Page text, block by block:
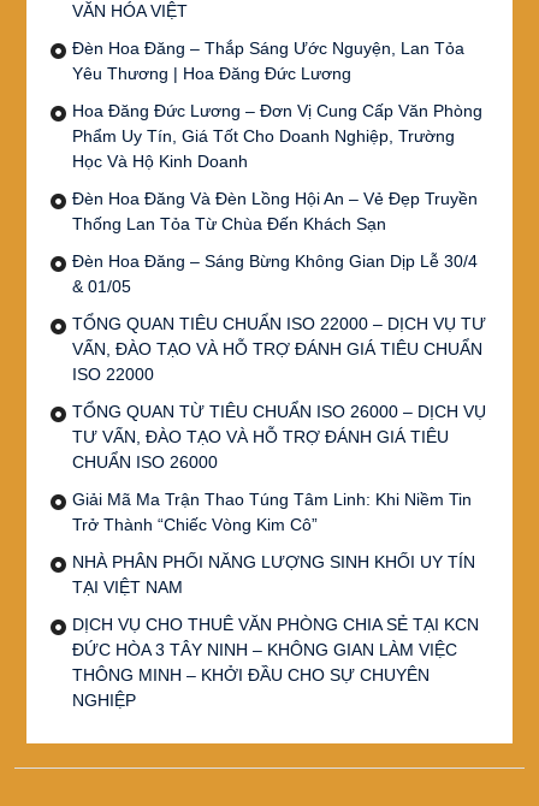
VĂN HÓA VIỆT
Đèn Hoa Đăng – Thắp Sáng Ước Nguyện, Lan Tỏa
Yêu Thương | Hoa Đăng Đức Lương
Hoa Đăng Đức Lương – Đơn Vị Cung Cấp Văn Phòng
Phẩm Uy Tín, Giá Tốt Cho Doanh Nghiệp, Trường
Học Và Hộ Kinh Doanh
Đèn Hoa Đăng Và Đèn Lồng Hội An – Vẻ Đẹp Truyền
Thống Lan Tỏa Từ Chùa Đến Khách Sạn
Đèn Hoa Đăng – Sáng Bừng Không Gian Dịp Lễ 30/4
& 01/05
TỔNG QUAN TIÊU CHUẨN ISO 22000 – DỊCH VỤ TƯ
VẤN, ĐÀO TẠO VÀ HỖ TRỢ ĐÁNH GIÁ TIÊU CHUẨN
ISO 22000
TỔNG QUAN TỪ TIÊU CHUẨN ISO 26000 – DỊCH VỤ
TƯ VẤN, ĐÀO TẠO VÀ HỖ TRỢ ĐÁNH GIÁ TIÊU
CHUẨN ISO 26000
Giải Mã Ma Trận Thao Túng Tâm Linh: Khi Niềm Tin
Trở Thành “Chiếc Vòng Kim Cô”
NHÀ PHÂN PHỐI NĂNG LƯỢNG SINH KHỐI UY TÍN
TẠI VIỆT NAM
DỊCH VỤ CHO THUÊ VĂN PHÒNG CHIA SẺ TẠI KCN
ĐỨC HÒA 3 TÂY NINH – KHÔNG GIAN LÀM VIỆC
THÔNG MINH – KHỞI ĐẦU CHO SỰ CHUYÊN
NGHIỆP